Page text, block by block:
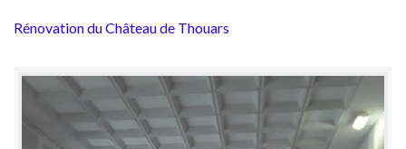
Rénovation du Château de Thouars